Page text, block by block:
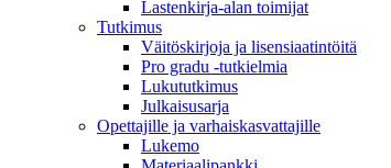
Lastenkirja-alan toimijat
Tutkimus
Väitöskirjoja ja lisensiaatintöitä
Pro gradu -tutkielmia
Lukututkimus
Julkaisusarja
Opettajille ja varhaiskasvattajille
Lukemo